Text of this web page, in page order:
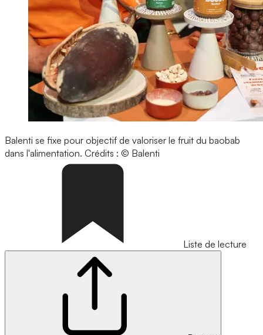
Balenti se fixe pour objectif de valoriser le fruit du baobab
dans l'alimentation. Crédits : © Balenti
Liste de lecture